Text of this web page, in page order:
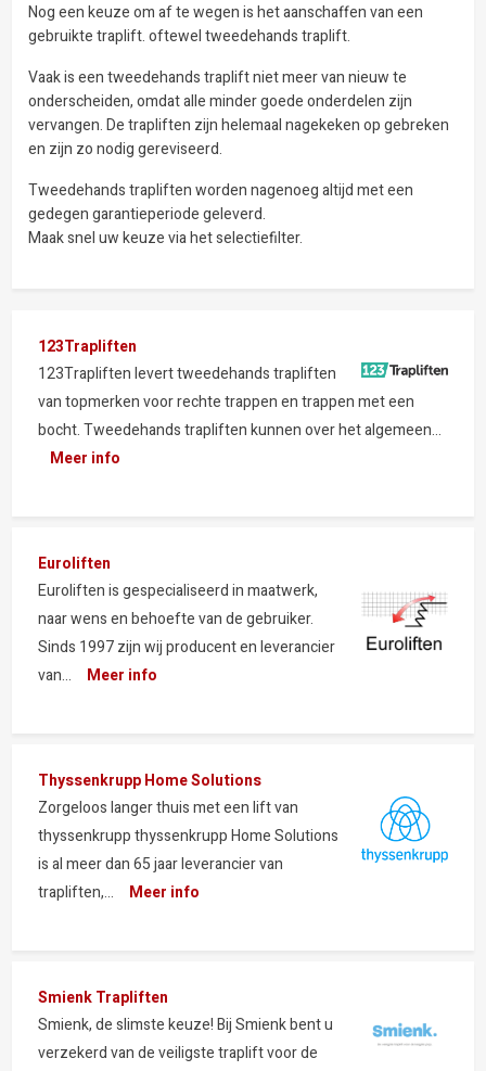
123Trapliften
123Trapliften levert tweedehands trapliften
van topmerken voor rechte trappen en trappen met een
bocht. Tweedehands trapliften kunnen over het algemeen...
Meer info
Euroliften
Euroliften is gespecialiseerd in maatwerk,
naar wens en behoefte van de gebruiker.
Sinds 1997 zijn wij producent en leverancier
van...
Meer info
Thyssenkrupp Home Solutions
Zorgeloos langer thuis met een lift van
thyssenkrupp thyssenkrupp Home Solutions
is al meer dan 65 jaar leverancier van
trapliften,...
Meer info
Smienk Trapliften
Smienk, de slimste keuze! Bij Smienk bent u
verzekerd van de veiligste traplift voor de
Nog een keuze om af te wegen is het aanschaffen van een
gebruikte traplift. oftewel tweedehands traplift.
Vaak is een tweedehands traplift niet meer van nieuw te
onderscheiden, omdat alle minder goede onderdelen zijn
vervangen. De trapliften zijn helemaal nagekeken op gebreken
en zijn zo nodig gereviseerd.
Tweedehands trapliften worden nagenoeg altijd met een
gedegen garantieperiode geleverd.
Maak snel uw keuze via het selectiefilter.